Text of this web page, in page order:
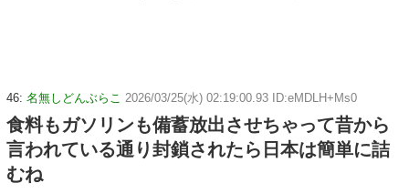
46: 名無しどんぶらこ 2026/03/25(水) 02:19:00.93 ID:eMDLH+Ms0
食料もガソリンも備蓄放出させちゃって昔から
言われている通り封鎖されたら日本は簡単に詰
むね